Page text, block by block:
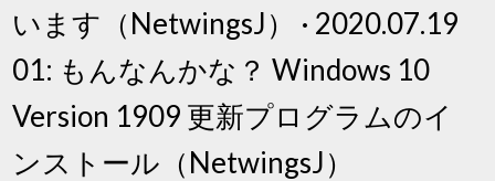
います（NetwingsJ） · 2020.07.19
01: もんなんかな？ Windows 10
Version 1909 更新プログラムのイ
ンストール（NetwingsJ）